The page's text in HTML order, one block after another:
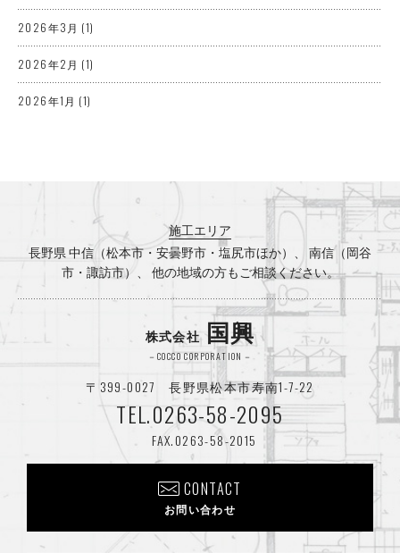
2026年3月 (1)
2026年2月 (1)
2026年1月 (1)
2025年7月(3)
2025年5月 (1)
2025年4月
(1)
2024年8月(2)
施工エリア
長野県 中信（松本市・安曇野市・塩尻市ほか）、 南信（岡谷
市・諏訪市）、 他の地域の方もご相談ください。
株式会社国興
－COCCO CORPORATION－
〒399-0027 長野県松本市寿南1-7-22
TEL.0263-58-2095
FAX.0263-58-2015
CONTACT
お問い合わせ